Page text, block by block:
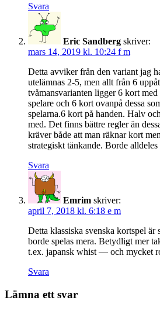
Svara
Eric Sandberg skriver:
mars 14, 2019 kl. 10:24 f m
Detta avviker från den variant jag
utelämnas 2-5, men allt från 6
tvåmansvarianten ligger 6 kort
spelare och 6 kort ovanpå dessa
spelarna.6 kort på handen. Halv
med. Det finns bättre regler än
kräver både att man räknar kort
strategiskt tänkande. Borde
Svara
Emrim skriver:
april 7, 2018 kl. 6:18 e m
Detta klassiska svenska kortspel är
borde spelas mera. Betydligt mer
t.ex. japansk whist — och mycket
Svara
Lämna ett svar